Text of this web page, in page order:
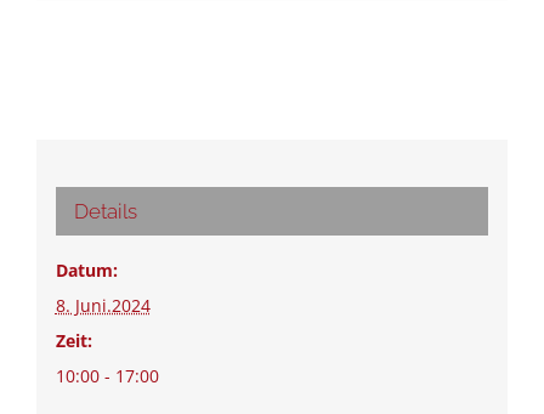
Details
Datum:
8. Juni.2024
Zeit:
10:00 - 17:00